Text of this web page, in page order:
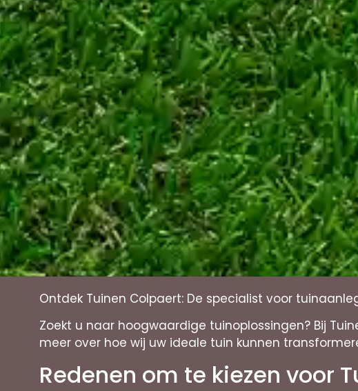
Ontdek Tuinen Colpaert: De specialist voor
Zoekt u naar hoogwaardige tuinoplossingen? Bij
meer over hoe wij uw ideale tuin kunnen
Redenen om te kiezen voor